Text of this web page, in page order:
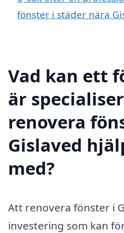
fönster i städer nära
Vad kan ett
är
renovera
Gislaved
med?
Att renovera fönster i
investering som kan